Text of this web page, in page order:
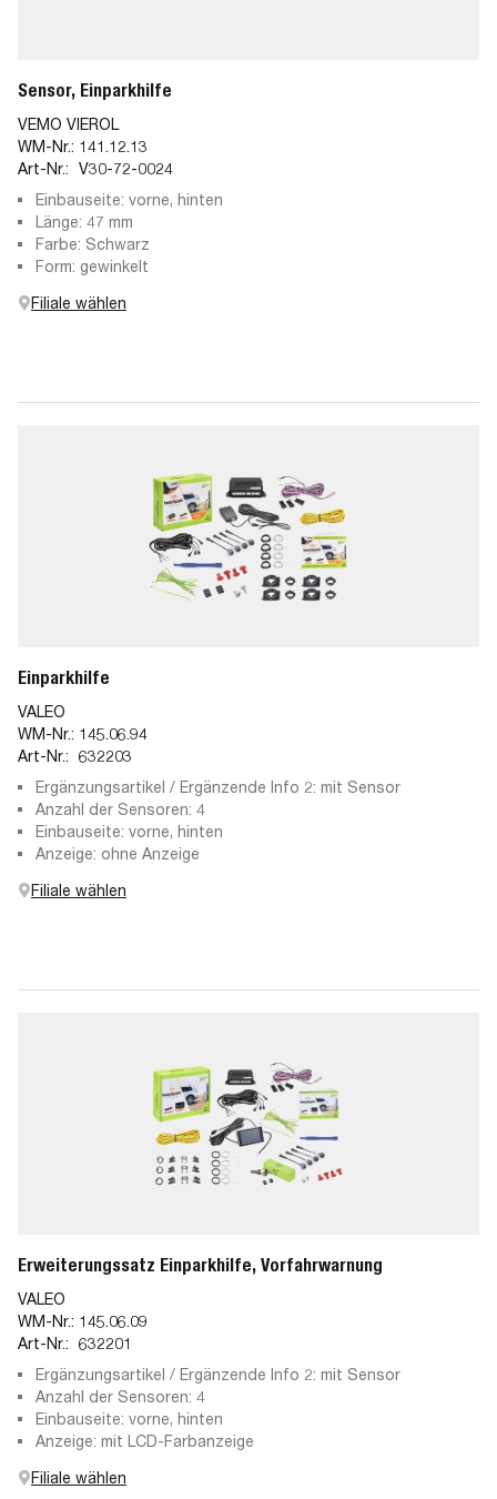
Sensor, Einparkhilfe
VEMO VIEROL
WM-Nr.: 141.12.13
Art-Nr.: V30-72-0024
Einbauseite: vorne, hinten
Länge: 47 mm
Farbe: Schwarz
Form: gewinkelt
Filiale wählen
Einparkhilfe
VALEO
WM-Nr.: 145.06.94
Art-Nr.: 632203
Ergänzungsartikel / Ergänzende Info 2: mit Sensor
Anzahl der Sensoren: 4
Einbauseite: vorne, hinten
Anzeige: ohne Anzeige
Filiale wählen
Erweiterungssatz Einparkhilfe, Vorfahrwarnung
VALEO
WM-Nr.: 145.06.09
Art-Nr.: 632201
Ergänzungsartikel / Ergänzende Info 2: mit Sensor
Anzahl der Sensoren: 4
Einbauseite: vorne, hinten
Anzeige: mit LCD-Farbanzeige
Filiale wählen